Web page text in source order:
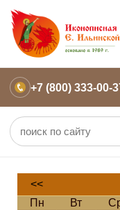
+7 (800) 333-00-
<<
Пн
Вт